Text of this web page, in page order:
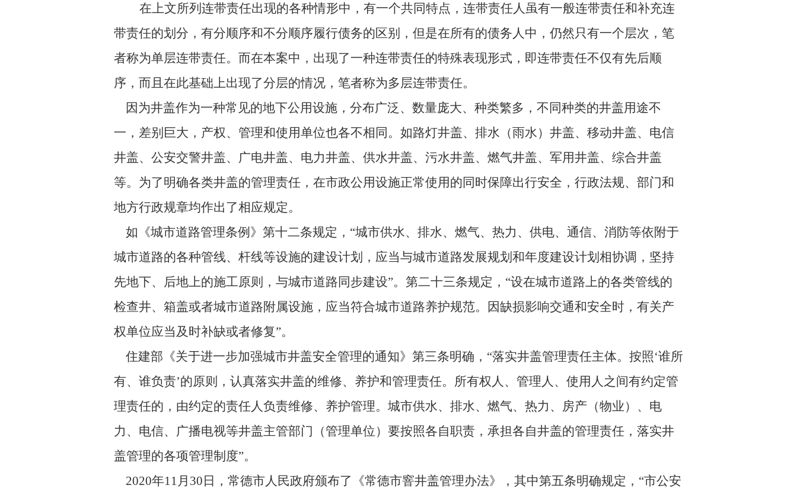
在上文所列连带责任出现的各种情形中，有一个共同特点，连带责任人虽有一般连带责任和补充连
带责任的划分，有分顺序和不分顺序履行债务的区别，但是在所有的债务人中，仍然只有一个层次，笔
者称为单层连带责任。而在本案中，出现了一种连带责任的特殊表现形式，即连带责任不仅有先后顺
序，而且在此基础上出现了分层的情况，笔者称为多层连带责任。
因为井盖作为一种常见的地下公用设施，分布广泛、数量庞大、种类繁多，不同种类的井盖用途不
一，差别巨大，产权、管理和使用单位也各不相同。如路灯井盖、排水（雨水）井盖、移动井盖、电信
井盖、公安交警井盖、广电井盖、电力井盖、供水井盖、污水井盖、燃气井盖、军用井盖、综合井盖
等。为了明确各类井盖的管理责任，在市政公用设施正常使用的同时保障出行安全，行政法规、部门和
地方行政规章均作出了相应规定。
如《城市道路管理条例》第十二条规定，“城市供水、排水、燃气、热力、供电、通信、消防等依附于
城市道路的各种管线、杆线等设施的建设计划，应当与城市道路发展规划和年度建设计划相协调，坚持
先地下、后地上的施工原则，与城市道路同步建设”。第二十三条规定，“设在城市道路上的各类管线的
检查井、箱盖或者城市道路附属设施，应当符合城市道路养护规范。因缺损影响交通和安全时，有关产
权单位应当及时补缺或者修复”。
住建部《关于进一步加强城市井盖安全管理的通知》第三条明确，“落实井盖管理责任主体。按照‘谁所
有、谁负责’的原则，认真落实井盖的维修、养护和管理责任。所有权人、管理人、使用人之间有约定管
理责任的，由约定的责任人负责维修、养护管理。城市供水、排水、燃气、热力、房产（物业）、电
力、电信、广播电视等井盖主管部门（管理单位）要按照各自职责，承担各自井盖的管理责任，落实井
盖管理的各项管理制度”。
2020年11月30日，常德市人民政府颁布了《常德市窨井盖管理办法》，其中第五条明确规定，“市公安